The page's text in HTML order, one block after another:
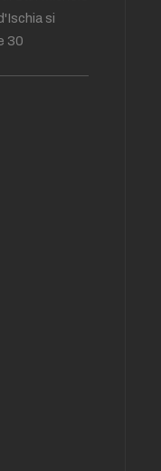
si
30